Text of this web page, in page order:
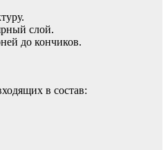
слой.
до кончиков.
в состав: